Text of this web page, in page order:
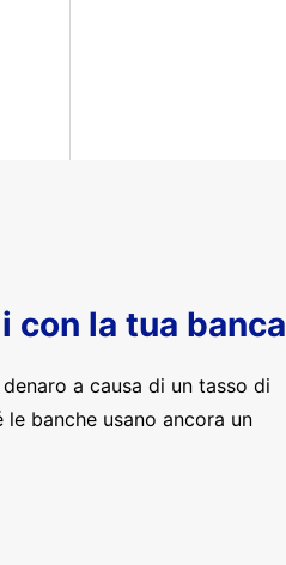
la tua banca
a causa di un tasso di
banche usano ancora un